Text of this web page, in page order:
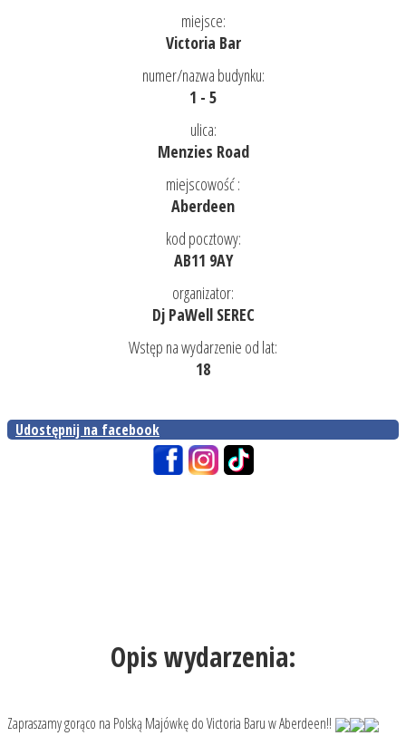
miejsce:
Victoria Bar
numer/nazwa budynku:
1 - 5
ulica:
Menzies Road
miejscowość :
Aberdeen
kod pocztowy:
AB11 9AY
organizator:
Dj PaWell SEREC
Wstęp na wydarzenie od lat:
18
Udostępnij na facebook
Opis wydarzenia:
Zapraszamy gorąco na Polską Majówkę do Victoria Baru w Aberdeen!!